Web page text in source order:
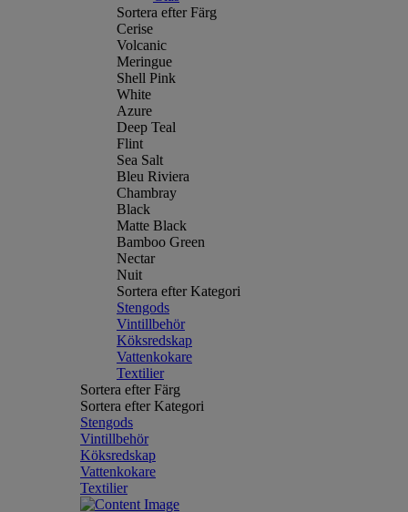
Sortera efter Färg
Cerise
Volcanic
Meringue
Shell Pink
White
Azure
Deep Teal
Flint
Sea Salt
Bleu Riviera
Chambray
Black
Matte Black
Bamboo Green
Nectar
Nuit
Sortera efter Kategori
Stengods
Vintillbehör
Köksredskap
Vattenkokare
Textilier
Sortera efter Färg
Sortera efter Kategori
Stengods
Vintillbehör
Köksredskap
Vattenkokare
Textilier